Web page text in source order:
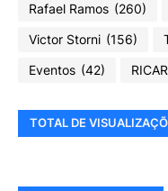
Rafael Ramos (260)
Victor Storni (156)
Eventos (42)
TOTAL DE